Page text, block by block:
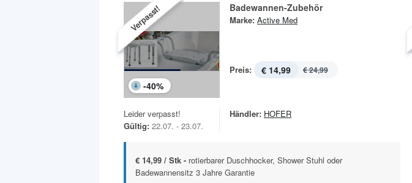
Verpasst!
-40%
Badewannen-Zubehör
Marke: Active Med
Preis: € 14,99 € 24,99
Leider verpasst!
Gültig: 22.07. - 23.07.
Händler: HOFER
€ 14,99 / Stk - rotierbarer Duschhocker, Shower Stuhl oder
Badewannensitz 3 Jahre Garantie